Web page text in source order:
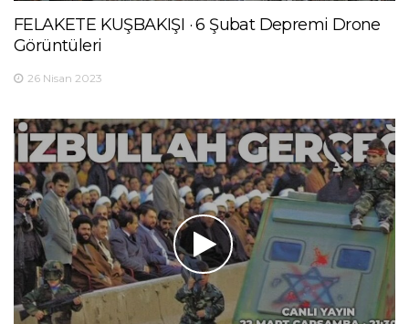
FELAKETE KUŞBAKIŞI · 6 Şubat Depremi Drone
Görüntüleri
26 Nisan 2023